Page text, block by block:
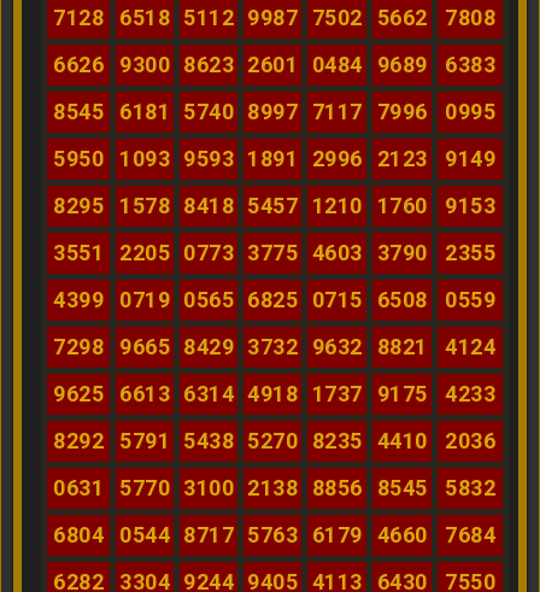
7128
6518 5112 9987 7502 5662
7808
6626
9300 8623 2601 0484 9689
6383
8545
6181 5740 8997 7117 7996
0995
5950
1093 9593 1891 2996 2123
9149
8295
1578 8418 5457 1210 1760
9153
3551
2205 0773 3775 4603 3790
2355
4399
0719 0565 6825 0715 6508
0559
7298
9665 8429 3732 9632 8821
4124
9625
6613 6314 4918 1737 9175
4233
8292
5791 5438 5270 8235 4410
2036
0631
5770 3100 2138 8856 8545
5832
6804
0544 8717 5763 6179 4660
7684
6282
3304 9244 9405 4113 6430
7550